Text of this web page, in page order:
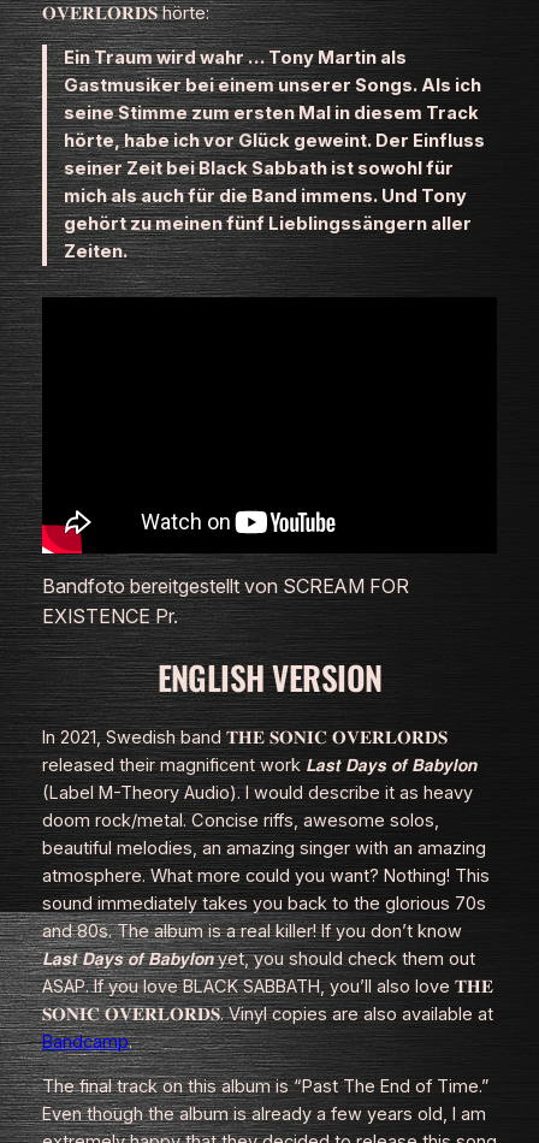
𝐎𝐕𝐄𝐑𝐋𝐎𝐑𝐃𝐒 hörte:
Ein Traum wird wahr … Tony Martin als
Gastmusiker bei einem unserer Songs. Als ich
seine Stimme zum ersten Mal in diesem Track
hörte, habe ich vor Glück geweint. Der Einfluss
seiner Zeit bei Black Sabbath ist sowohl für
mich als auch für die Band immens. Und Tony
gehört zu meinen fünf Lieblingssängern aller
Zeiten.
Bandfoto bereitgestellt von SCREAM FOR
EXISTENCE Pr.
ENGLISH VERSION
In 2021, Swedish band 𝐓𝐇𝐄 𝐒𝐎𝐍𝐈𝐂 𝐎𝐕𝐄𝐑𝐋𝐎𝐑𝐃𝐒
released their magnificent work 𝙇𝙖𝙨𝙩 𝘿𝙖𝙮𝙨 𝙤𝙛 𝘽𝙖𝙗𝙮𝙡𝙤𝙣
(Label M-Theory Audio). I would describe it as heavy
doom rock/metal. Concise riffs, awesome solos,
beautiful melodies, an amazing singer with an amazing
atmosphere. What more could you want? Nothing! This
sound immediately takes you back to the glorious 70s
and 80s. The album is a real killer! If you don’t know
𝙇𝙖𝙨𝙩 𝘿𝙖𝙮𝙨 𝙤𝙛 𝘽𝙖𝙗𝙮𝙡𝙤𝙣 yet, you should check them out
ASAP. If you love BLACK SABBATH, you’ll also love 𝐓𝐇𝐄
𝐒𝐎𝐍𝐈𝐂 𝐎𝐕𝐄𝐑𝐋𝐎𝐑𝐃𝐒. Vinyl copies are also available at
Bandcamp.
The final track on this album is “Past The End of Time.”
Even though the album is already a few years old, I am